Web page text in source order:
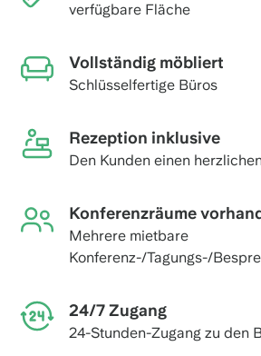
verfügbare Fläche
Vollständig möbliert
Schlüsselfertige Büros
Rezeption inklusive
Den Kunden einen
Konferenzräume
Mehrere mietbare
Konferenz-/Tagungs-/
24/7 Zugang
24-Stunden-Zugang zu den